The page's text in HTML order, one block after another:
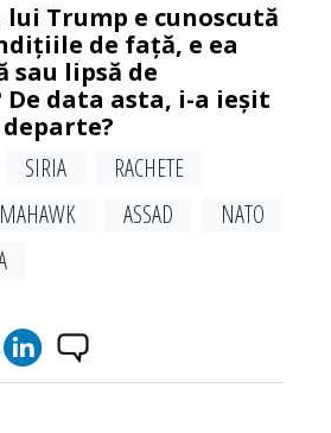
Trump e cunoscută
de față, e ea
sau lipsă de
De data asta, i-a ieșit
SIRIA
RACHETE
ASSAD
NATO